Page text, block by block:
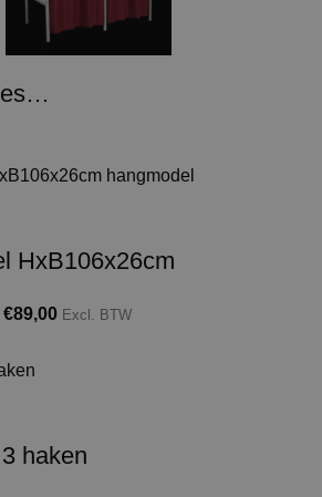
HxB106x26cm
€89,00 Excl. BTW
haken